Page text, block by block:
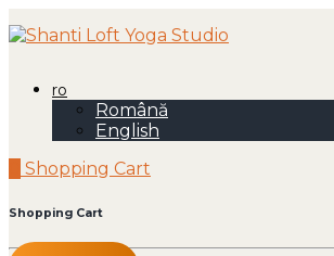
ro
Română
English
Shopping Cart
Shopping Cart